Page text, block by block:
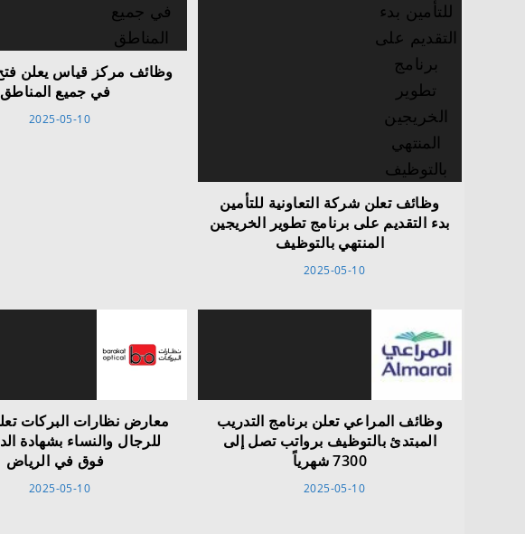
وظائف مركز قياس يعلن
في جميع المناطق
2025-05-10
وظائف تعلن شركة التعاونية للتأمين
بدء التقديم على برنامج تطوير الخريجين
المنتهي بالتوظيف
2025-05-10
معارض نظارات البركات
للرجال والنساء بشهادة
فوق في الرياض
2025-05-10
وظائف المراعي تعلن برنامج التدريب
المبتدئ بالتوظيف برواتب تصل إلى
7300 شهرياً
2025-05-10